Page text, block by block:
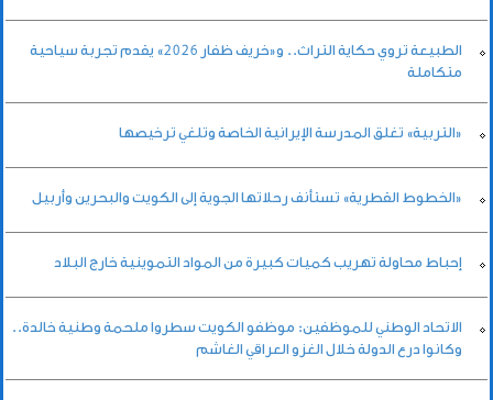
الطبيعة تروي حكاية التراث.. و«خريف ظفار 2026» يقدم تجربة سياحية
متكاملة
«التربية» تغلق المدرسة الإيرانية الخاصة وتلغي ترخيصها
«الخطوط القطرية» تستأنف رحلاتها الجوية إلى الكويت والبحرين وأربيل
إحباط محاولة تهريب كميات كبيرة من المواد التموينية خارج البلاد
الاتحاد الوطني للموظفين: موظفو الكويت سطروا ملحمة وطنية خالدة..
وكانوا درع الدولة خلال الغزو العراقي الغاشم